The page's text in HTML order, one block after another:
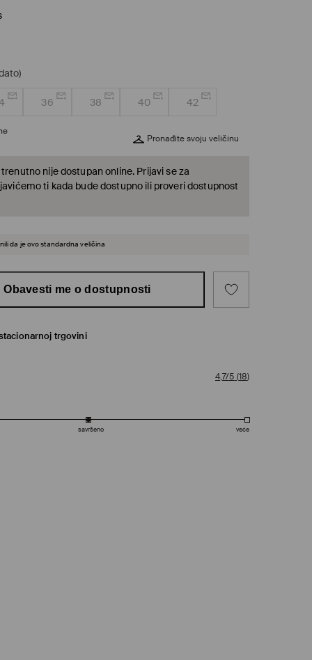
36 38 40 42
Pronađite svoju veličinu
nije dostupan online. Prijavi se za
ti kada bude dostupno ili proveri dostupnost
da je ovo standardna veličina
Obavesti me o dostupnosti
trgovini
4,7/5 (18)
savršeno veće